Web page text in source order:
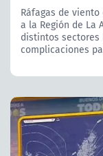
Ráfagas de
a la Región de La
distintos
complicaciones